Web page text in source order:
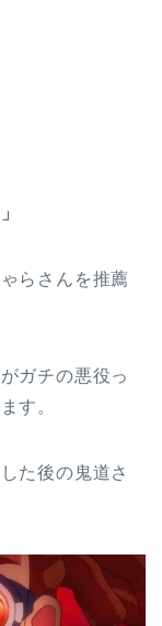
らさんを推薦
ガチの悪役っ
す。
た後の鬼道さ